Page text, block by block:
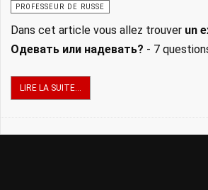
PROFESSEUR DE RUSSE
Dans cet article vous allez trouver un
Одевать или надевать? - 7
LIRE LA SUITE...